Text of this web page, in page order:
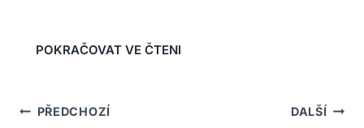
Navigace
PŘEDCHOZÍ DALŠÍ